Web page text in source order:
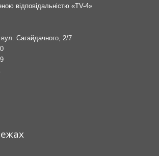
відповідальністю «TV-4»
Сагайдачного, 2/7